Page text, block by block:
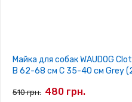
Майка для собак WAUDOG
B 62-68 см С 35-40 см Grey
510 грн. 480 грн.